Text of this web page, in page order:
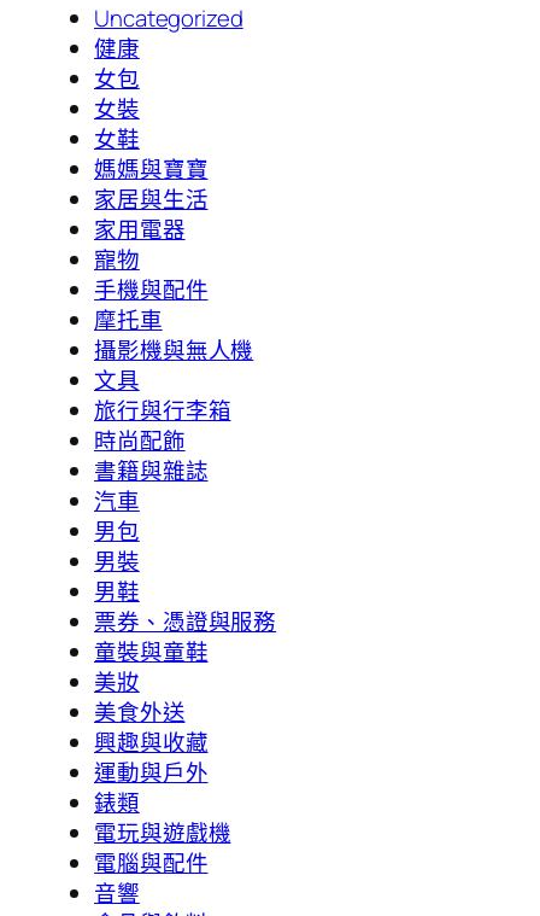
Uncategorized
健康
女包
女裝
女鞋
媽媽與寶寶
家居與生活
家用電器
寵物
手機與配件
摩托車
攝影機與無人機
文具
旅行與行李箱
時尚配飾
書籍與雜誌
汽車
男包
男裝
男鞋
票券、憑證與服務
童裝與童鞋
美妝
美食外送
興趣與收藏
運動與戶外
錶類
電玩與遊戲機
電腦與配件
音響